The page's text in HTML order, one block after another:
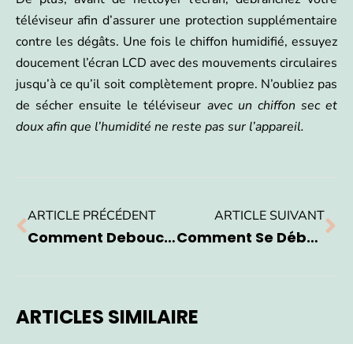
téléviseur afin d’assurer une protection supplémentaire
contre les dégâts. Une fois le chiffon humidifié, essuyez
doucement l’écran LCD avec des mouvements circulaires
jusqu’à ce qu’il soit complètement propre. N’oubliez pas
de sécher ensuite le téléviseur avec un chiffon sec et
doux afin que l’humidité ne reste pas sur l’appareil.
ARTICLE PRÉCÉDENT
Comment Deboucher Wc ?
ARTICLE SUIVANT
Comment Se Débarrasser Des Punaises De Lit ?
ARTICLES SIMILAIRE